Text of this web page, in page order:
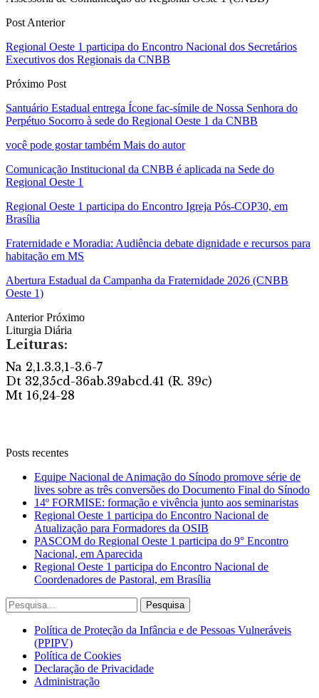
Post Anterior
Regional Oeste 1 participa do Encontro Nacional dos Secretários
Executivos dos Regionais da CNBB
Próximo Post
Santuário Estadual entrega Ícone fac-símile de Nossa Senhora do
Perpétuo Socorro à sede do Regional Oeste 1 da CNBB
você pode gostar também Mais do autor
Comunicação Institucional da CNBB é aplicada na Sede do
Regional Oeste 1
Regional Oeste 1 participa do Encontro Igreja Pós-COP30, em
Brasília
Fraternidade e Moradia: Audiência debate dignidade e recursos para
habitação em MS
Abertura Estadual da Campanha da Fraternidade 2026 (CNBB
Oeste 1)
AnteriorPróximo
Liturgia Diária
Posts recentes
Equipe Nacional de Animação do Sínodo promove série de
lives sobre as três conversões do Documento Final do Sínodo
14º FORMISE: formação e vivência junto aos seminaristas
Regional Oeste 1 participa do Encontro Nacional de
Atualização para Formadores da OSIB
PASCOM do Regional Oeste 1 participa do 9° Encontro
Nacional, em Aparecida
Regional Oeste 1 participa do Encontro Nacional de
Coordenadores de Pastoral, em Brasília
Política de Proteção da Infância e de Pessoas Vulneráveis
(PPIPV)
Política de Cookies
Declaração de Privacidade
Administração